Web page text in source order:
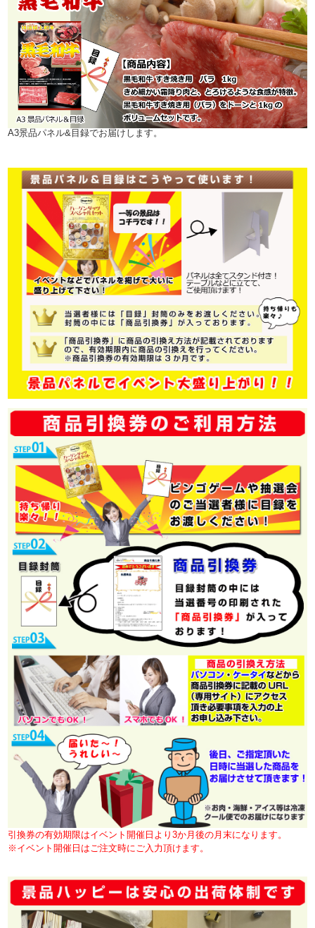
A3景品パネル&目録でお届けします。
引換券の有効期限はイベント開催日より3か月後の月末になります。
※イベント開催日はご注文時にご入力頂けます。